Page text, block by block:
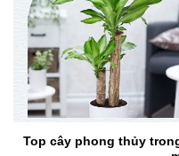
Top cây phong thủy